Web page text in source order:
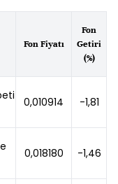
Fon Fiyatı
Fon
Getiri
(%)
0,010914 -1,81
0,018180 -1,46